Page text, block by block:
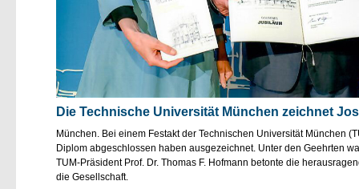
Die Technische Universität München zeichnet
München. Bei einem Festakt der Technischen Universität München
Diplom abgeschlossen haben ausgezeichnet. Unter den Geehrten
TUM-Präsident Prof. Dr. Thomas F. Hofmann betonte die
die Gesellschaft.